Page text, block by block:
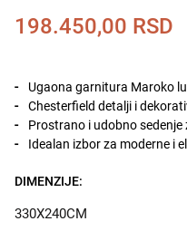
198.450,00 RSD
Ugaona garnitura Maroko
Chesterfield detalji i
Prostrano i udobno
Idealan izbor za moderne i
DIMENZIJE:
330X240CM